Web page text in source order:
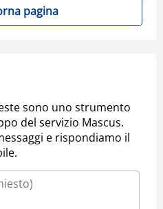
pagina
sono uno strumento
del servizio Mascus.
e rispondiamo il